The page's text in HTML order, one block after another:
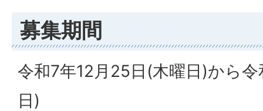
募集期間
令和7年12月25日(木曜日)から
日)